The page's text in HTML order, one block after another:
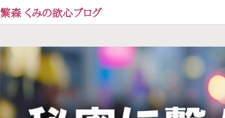
繁森 くみの欲心ブログ